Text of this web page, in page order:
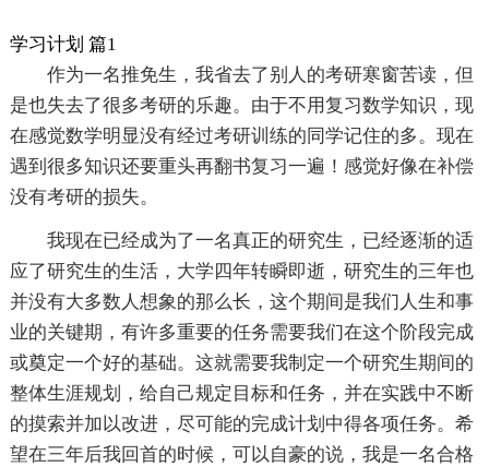
学习计划 篇1
作为一名推免生，我省去了别人的考研寒窗苦读，但
是也失去了很多考研的乐趣。由于不用复习数学知识，现
在感觉数学明显没有经过考研训练的同学记住的多。现在
遇到很多知识还要重头再翻书复习一遍！感觉好像在补偿
没有考研的损失。
我现在已经成为了一名真正的研究生，已经逐渐的适
应了研究生的生活，大学四年转瞬即逝，研究生的三年也
并没有大多数人想象的那么长，这个期间是我们人生和事
业的关键期，有许多重要的任务需要我们在这个阶段完成
或奠定一个好的基础。这就需要我制定一个研究生期间的
整体生涯规划，给自己规定目标和任务，并在实践中不断
的摸索并加以改进，尽可能的完成计划中得各项任务。希
望在三年后我回首的时候，可以自豪的说，我是一名合格